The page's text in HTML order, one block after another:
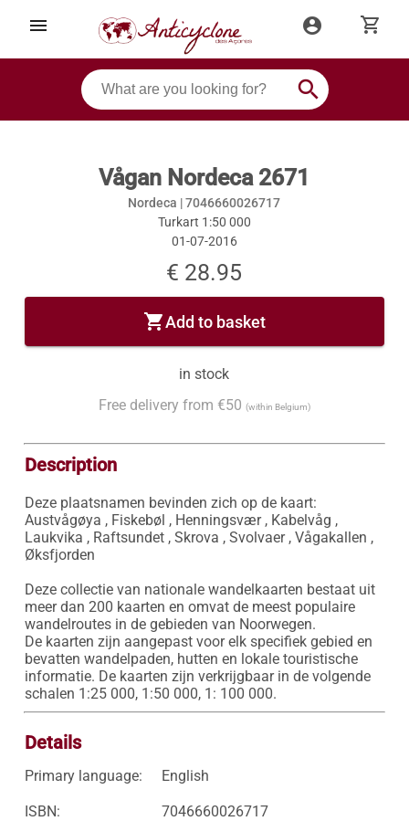
menu account_circle shopping_cart
search
Vågan Nordeca 2671
Nordeca |7046660026717
Turkart 1:50 000
01-07-2016
€ 28.95
shopping_cartAdd to basket
in stock
Free delivery from €50 (within Belgium)
Description
Deze plaatsnamen bevinden zich op de kaart:
Austvågøya , Fiskebøl , Henningsvær , Kabelvåg ,
Laukvika , Raftsundet , Skrova , Svolvaer , Vågakallen ,
Øksfjorden
Deze collectie van nationale wandelkaarten bestaat uit
meer dan 200 kaarten en omvat de meest populaire
wandelroutes in de gebieden van Noorwegen.
De kaarten zijn aangepast voor elk specifiek gebied en
bevatten wandelpaden, hutten en lokale touristische
informatie. De kaarten zijn verkrijgbaar in de volgende
schalen 1:25 000, 1:50 000, 1: 100 000.
Details
Primary language: English
ISBN: 7046660026717